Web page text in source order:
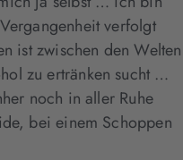
verfolgt
ist zwischen den Welten
zu ertränken sucht …
noch in aller Ruhe
bei einem Schoppen